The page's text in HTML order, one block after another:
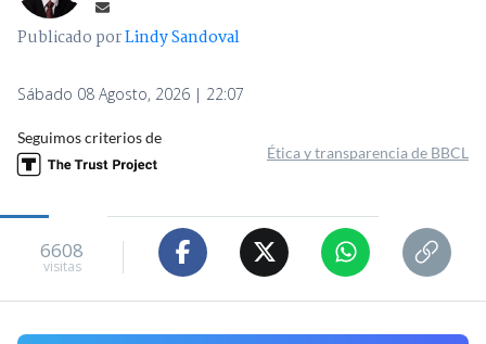
Publicado porLindy Sandoval
Sábado 08 Agosto, 2026 | 22:07
Seguimos criterios de
Ética y transparencia de BBCL
6608
visitas